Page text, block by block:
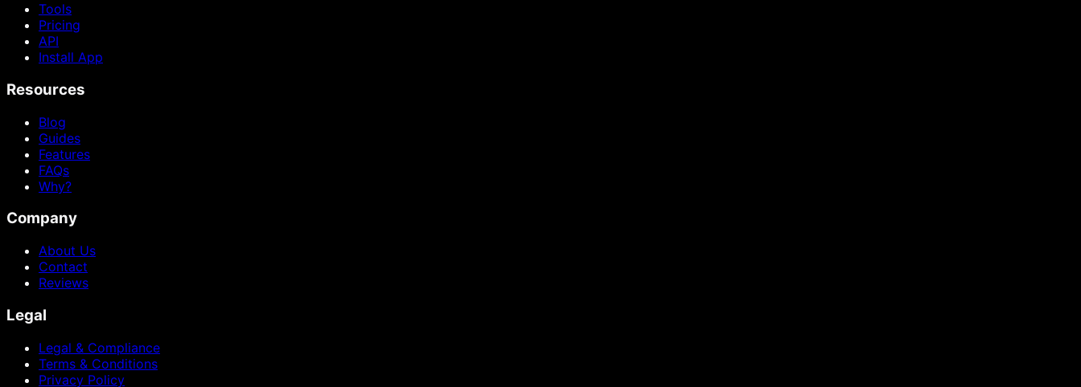
Tools
Pricing
API
Install App
Resources
Blog
Guides
Features
FAQs
Why?
Company
About Us
Contact
Reviews
Legal
Legal & Compliance
Terms & Conditions
Privacy Policy